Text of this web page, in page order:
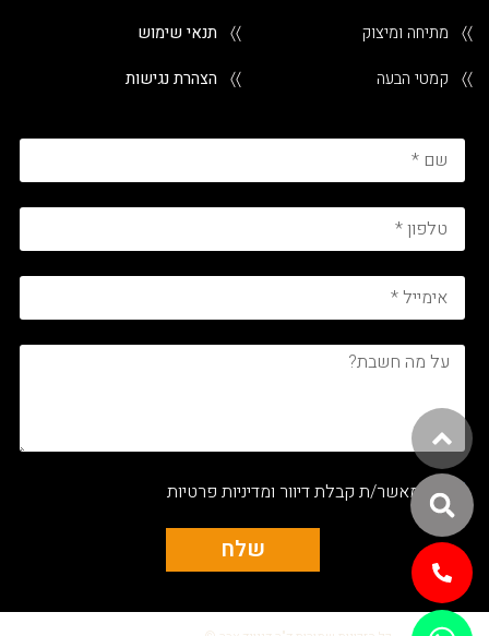
〉〉 מתיחה ומיצוק
〉〉 קמטי הבעה
〉〉 תנאי שימוש
〉〉 הצהרת נגישות
אני מאשר/ת קבלת דיוור ומדיניות פרטיות
שלח